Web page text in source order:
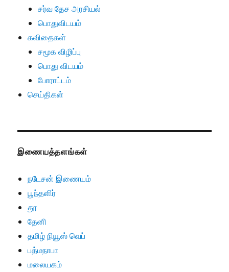
சர்வ தேச அரசியல்
பொதுவிடயம்
கவிதைகள்
சமூக விழிப்பு
பொது விடயம்
போராட்டம்
செய்திகள்
இணையத்தளங்கள்
நடேசன் இணையம்
பூந்தளிர்
தூ
தேனி
தமிழ் நியூஸ் வெப்
பத்மநாபா
மலையகம்